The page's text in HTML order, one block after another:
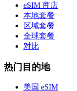
eSIM 商店
本地套餐
区域套餐
全球套餐
对比
热门目的地
美国 eSIM